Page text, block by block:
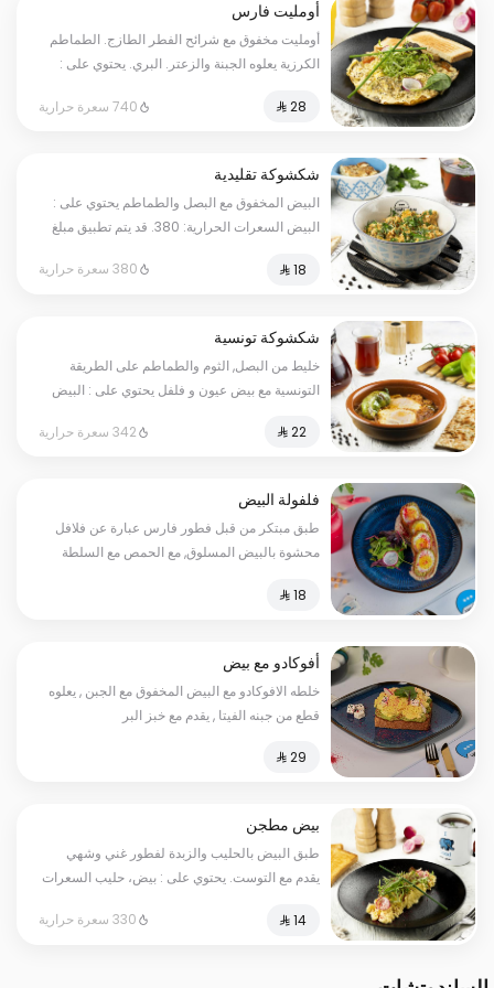
أومليت فارس
أومليت مخفوق مع شرائح الفطر الطازج. الطماطم
الكرزية يعلوه الجبنة والزعتر. البري. يحتوي على :
740 سعرة حرارية
شكشوكة تقليدية
البيض المخفوق مع البصل والطماطم يحتوي على :
البيض السعرات الحرارية: 380. قد يتم تطبيق مبلغ
380 سعرة حرارية
شكشوكة تونسية
خليط من البصل, الثوم والطماطم على الطريقة
التونسية مع بيض عيون و فلفل يحتوي على : البيض
على بعض الاختيارات.
⁨⁦‪‬ 22⁩ 342 سعرة حرارية
فلفولة البيض
طبق مبتكر من قبل فطور فارس عبارة عن فلافل
محشوة بالبيض المسلوق, مع الحمص مع السلطة
أفوكادو مع بيض
خلطه الافوكادو مع البيض المخفوق مع الجبن , يعلوه
قطع من جبنه الفيتا , يقدم مع خبز البر
بيض مطجن
طبق البيض بالحليب والزبدة لفطور غني وشهي
يقدم مع التوست. يحتوي على : بيض، حليب السعرات
⁨⁦‪‬ 14⁩
330 سعرة حرارية